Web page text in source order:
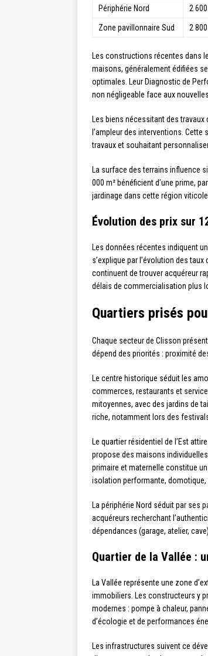
Périphérie Nord 2
Zone pavillonnaire Sud 2
Les constructions récentes dans
maisons, généralement édifiées
optimales. Leur Diagnostic de
non négligeable face aux
Les biens nécessitant des
l’ampleur des interventions.
travaux et souhaitant
La surface des terrains influence
000 m² bénéficient d’une prime,
jardinage dans cette région viticole.
Évolution des prix sur
Les données récentes indiquent
s’explique par l’évolution des
continuent de trouver acquéreur
délais de commercialisation plus
Quartiers prisés
Chaque secteur de Clisson
dépend des priorités : proximité
Le centre historique séduit les
commerces, restaurants et
mitoyennes, avec des jardins de
riche, notamment lors des
Le quartier résidentiel de l’Est
propose des maisons
primaire et maternelle constitue
isolation performante, domotique,
La périphérie Nord séduit par ses
acquéreurs recherchant
dépendances (garage, atelier,
Quartier de la Vallée :
La Vallée représente une zone
immobiliers. Les constructeurs y
modernes : pompe à chaleur,
d’écologie et de performances
Les infrastructures suivent ce